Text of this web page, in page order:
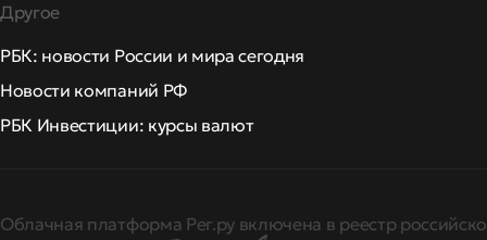
Другое
РБК: новости России и мира сегодня
Новости компаний РФ
РБК Инвестиции: курсы валют
Облачная платформа Рег.ру включена в реестр